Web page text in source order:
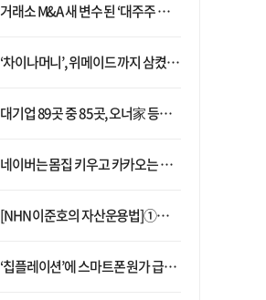
거래소 M&A 새 변수 된 ‘대주주 심사’…네이버·두나무 결합도 영향권
‘차이나머니’, 위메이드 까지 삼켰다… K콘텐츠, 글로벌 확장에도 中 투자 ‘경계령’
대기업 89곳 중 85곳, 오너家 등기임원 겸직…BS 46곳·SM 45곳 ‘족벌경영’ 고착화
네이버는 몸집 키우고 카카오는 줄였다…‘역대급 실적’에 성장전략은 ‘극과 극’
[NHN 이준호의 자산운용법]①이니시오·JLC ‘부동산’-JLC파트너스 ‘투자’…“부동산 담보대출로 투자재원 확보”
‘칩플레이션’에 스마트폰 원가 급등…삼성전자, ‘엑시노스’ 채택 확대하나